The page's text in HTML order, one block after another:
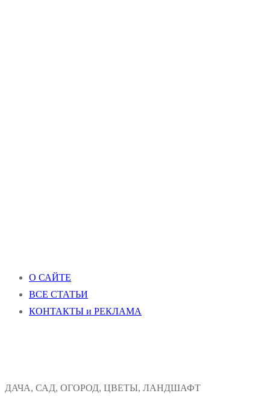
О САЙТЕ
ВСЕ СТАТЬИ
КОНТАКТЫ и РЕКЛАМА
ДАЧА, САД, ОГОРОД, ЦВЕТЫ, ЛАНДШАФТ